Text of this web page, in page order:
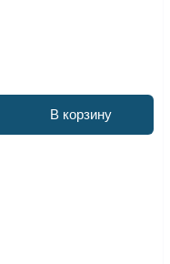
В корзину